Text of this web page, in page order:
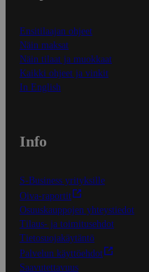
Ensitilaajan ohjeet
Näin maksat
Näin tilaat ja muokkaat
Kaikki ohjeet ja vinkit
In English
Info
S-Business yrityksille
Oiva-raportit
Osuuskauppojen yhteystiedot
Tilaus- ja toimitusehdot
Tietosuojakäytäntö
Palvelun käyttöehdot
Saavutettavuus